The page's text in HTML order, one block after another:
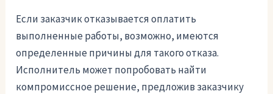
Если заказчик отказывается оплатить
выполненные работы, возможно, имеются
определенные причины для такого отказа.
Исполнитель может попробовать найти
компромиссное решение, предложив заказчику